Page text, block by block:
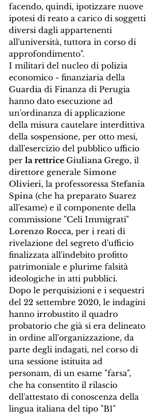
facendo, quindi, ipotizzare nuove
ipotesi di reato a carico di soggetti
diversi dagli appartenenti
all'università, tuttora in corso di
approfondimento".
I militari del nucleo di polizia
economico - finanziaria della
Guardia di Finanza di Perugia
hanno dato esecuzione ad
un'ordinanza di applicazione
della misura cautelare interdittiva
della sospensione, per otto mesi,
dall'esercizio del pubblico ufficio
per la rettrice Giuliana Grego, il
direttore generale Simone
Olivieri, la professoressa Stefania
Spina (che ha preparato Suarez
all'esame) e il componente della
commissione "Celi Immigrati"
Lorenzo Rocca, per i reati di
rivelazione del segreto d'ufficio
finalizzata all'indebito profitto
patrimoniale e plurime falsità
ideologiche in atti pubblici.
Dopo le perquisizioni e i sequestri
del 22 settembre 2020, le indagini
hanno irrobustito il quadro
probatorio che già si era delineato
in ordine all'organizzazione, da
parte degli indagati, nel corso di
una sessione istituita ad
personam, di un esame "farsa",
che ha consentito il rilascio
dell'attestato di conoscenza della
lingua italiana del tipo "B1"